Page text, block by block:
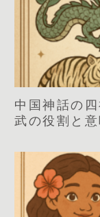
中国神話の
武の役割と意